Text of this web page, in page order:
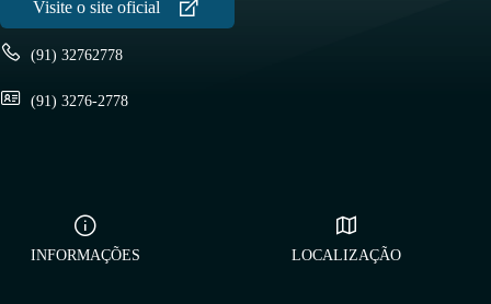
(91) 32762778
(91) 3276-2778
INFORMAÇÕES LOCALIZAÇÃO